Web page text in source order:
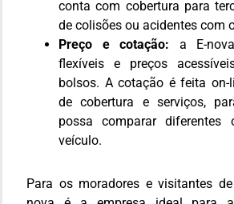
conta com cobertura para
de colisões ou acidentes com
Preço e cotação: a E-
flexíveis e preços
bolsos. A cotação é feita on-
de cobertura e serviços,
possa comparar diferentes
veículo.
Para os moradores e visitantes